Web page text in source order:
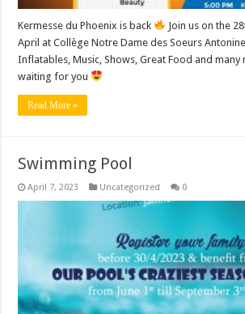
Kermesse du Phoenix is back
Join us on the
April at Collège Notre Dame des Soeurs
Inflatables, Music, Shows, Great Food and
waiting for you
Read More »
Swimming Pool
April 7, 2023 Uncategorized 0